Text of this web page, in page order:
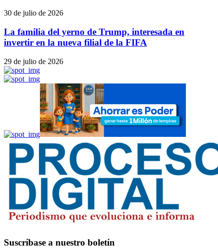
30 de julio de 2026
La familia del yerno de Trump, interesada en
invertir en la nueva filial de la FIFA
29 de julio de 2026
Suscríbase a nuestro boletín